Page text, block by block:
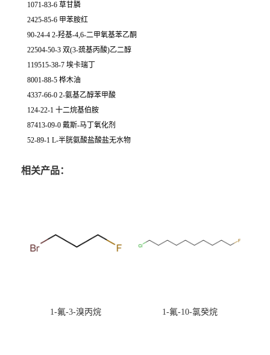
1071-83-6 草甘膦
2425-85-6 甲苯胺红
90-24-4 2-羟基-4,6-二甲氧基苯乙酮
22504-50-3 双(3-巯基丙酸)乙二醇
119515-38-7 埃卡瑞丁
8001-88-5 桦木油
4337-66-0 2-氨基乙醇苯甲酸
124-22-1 十二烷基伯胺
87413-09-0 戴斯-马丁氧化剂
52-89-1 L-半胱氨酸盐酸盐无水物
相关产品：
1-氟-3-溴丙烷 1-氟-10-氯癸烷